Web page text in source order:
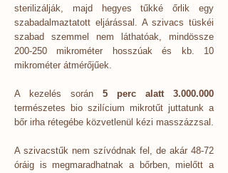
sterilizálják, majd hegyes tűkké őrlik egy
szabadalmaztatott eljárással. A szivacs tüskéi
szabad szemmel nem láthatóak, mindössze
200-250 mikrométer hosszúak és kb. 10
mikrométer átmérőjűek.
A kezelés során 5 perc alatt 3.000.000
természetes bio szilícium mikrotűt juttatunk a
bőr irha rétegébe közvetlenül kézi masszázzsal.
A szivacstűk nem szívódnak fel, de akár 48-72
óráig is megmaradhatnak a bőrben, mielőtt a